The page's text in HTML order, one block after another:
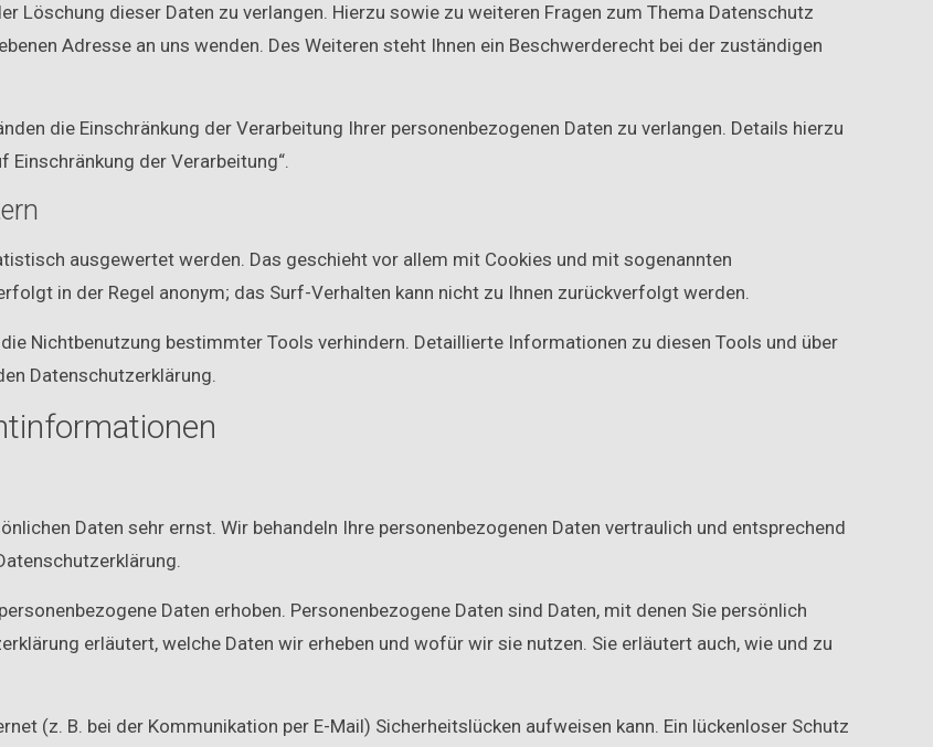
Löschung dieser Daten zu verlangen. Hierzu sowie zu weiteren Fragen zum Thema Datenschutz
Adresse an uns wenden. Des Weiteren steht Ihnen ein Beschwerderecht bei der zuständigen
die Einschränkung der Verarbeitung Ihrer personenbezogenen Daten zu verlangen. Details hierzu
Einschränkung der Verarbeitung“.
ausgewertet werden. Das geschieht vor allem mit Cookies und mit sogenannten
in der Regel anonym; das Surf-Verhalten kann nicht zu Ihnen zurückverfolgt werden.
Nichtbenutzung bestimmter Tools verhindern. Detaillierte Informationen zu diesen Tools und über
Datenschutzerklärung.
Daten sehr ernst. Wir behandeln Ihre personenbezogenen Daten vertraulich und entsprechend
Daten erhoben. Personenbezogene Daten sind Daten, mit denen Sie persönlich
erläutert, welche Daten wir erheben und wofür wir sie nutzen. Sie erläutert auch, wie und zu
(z. B. bei der Kommunikation per E-Mail) Sicherheitslücken aufweisen kann. Ein lückenloser Schutz